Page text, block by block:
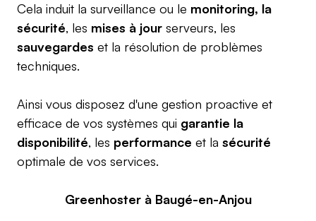
Cela induit la surveillance ou le monitoring, la
sécurité, les mises à jour serveurs, les
sauvegardes et la résolution de problèmes
techniques.
Ainsi vous disposez d'une gestion proactive et
efficace de vos systèmes qui garantie la
disponibilité, les performance et la sécurité
optimale de vos services.
Greenhoster à Baugé-en-Anjou